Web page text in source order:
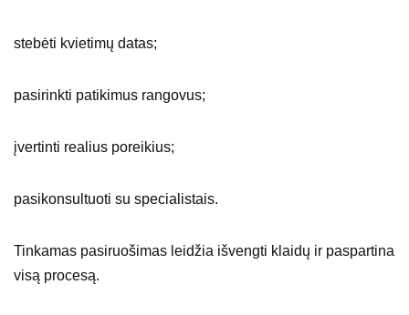
stebėti kvietimų datas;
pasirinkti patikimus rangovus;
įvertinti realius poreikius;
pasikonsultuoti su specialistais.
Tinkamas pasiruošimas leidžia išvengti klaidų ir paspartina
visą procesą.